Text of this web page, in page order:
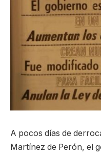
A pocos días de
Martínez de Perón, el